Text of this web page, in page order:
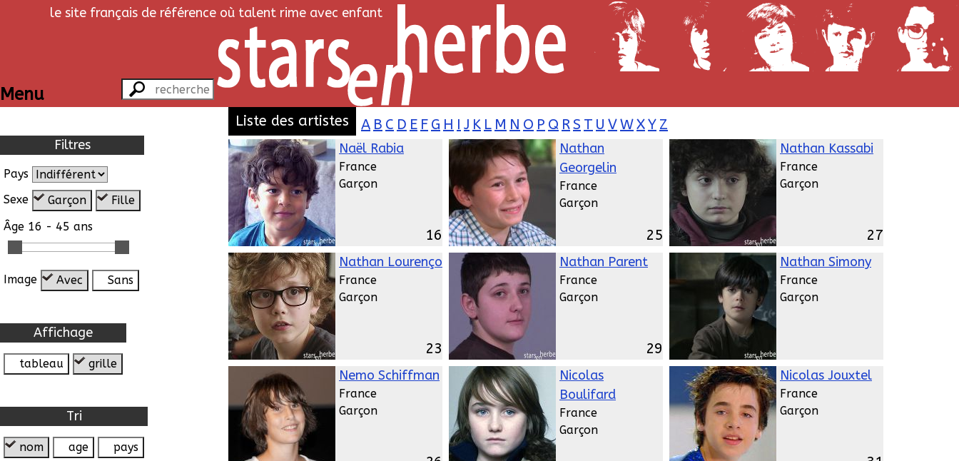
le site français de référence où talent rime avec enfant
Menu
Filtres
Pays
Sexe
Garçon
Fille
Âge 16 - 45 ans
Image Avec Sans
Affichage
tableau grille
Tri
nom age pays
Liste des artistes A B C D E F G H I J K L M N O P Q RS T U VWXY Z
Naël Rabia
France
Garçon
16
Nathan
Georgelin
France
Garçon
25
Nathan Kassabi
France
Garçon
27
Nathan Lourenço
France
Garçon
23
Nathan Parent
France
Garçon
29
Nathan Simony
France
Garçon
Nemo Schiffman
France
Garçon
Nicolas
Boulifard
France
Garçon
Nicolas Jouxtel
France
Garçon